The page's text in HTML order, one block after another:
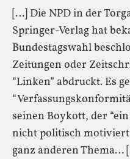
[…] Die NPD in der
Springer-Verlag hat
Bundestagswahl
Zeitungen oder
“Linken” abdruckt. Es
seinen Boykott, der
nicht politisch
ganz anderen Thema…